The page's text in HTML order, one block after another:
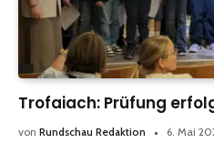
Trofaiach: Prüfung
von Rundschau Redaktion 6. Mai